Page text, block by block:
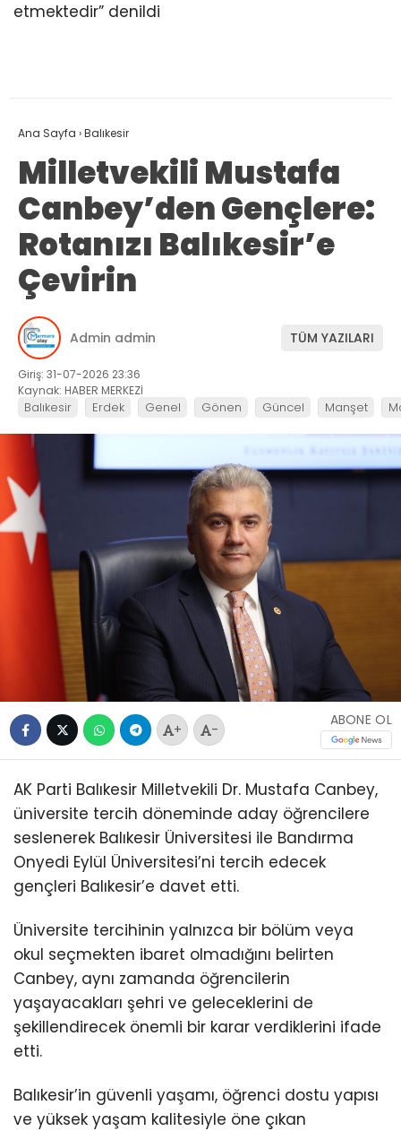
etmektedir” denildi
Ana Sayfa ›Balıkesir
Milletvekili Mustafa
Canbey’den Gençlere:
Rotanızı Balıkesir’e
Çevirin
Admin admin TÜM YAZILARI
Giriş: 31-07-2026 23:36
Kaynak: HABER MERKEZİ
Balıkesir Erdek Genel Gönen Güncel Manşet
+ -
ABONE OL
AK Parti Balıkesir Milletvekili Dr. Mustafa Canbey,
üniversite tercih döneminde aday öğrencilere
seslenerek Balıkesir Üniversitesi ile Bandırma
Onyedi Eylül Üniversitesi’ni tercih edecek
gençleri Balıkesir’e davet etti.
Üniversite tercihinin yalnızca bir bölüm veya
okul seçmekten ibaret olmadığını belirten
Canbey, aynı zamanda öğrencilerin
yaşayacakları şehri ve geleceklerini de
şekillendirecek önemli bir karar verdiklerini ifade
etti.
Balıkesir’in güvenli yaşamı, öğrenci dostu yapısı
ve yüksek yaşam kalitesiyle öne çıkan